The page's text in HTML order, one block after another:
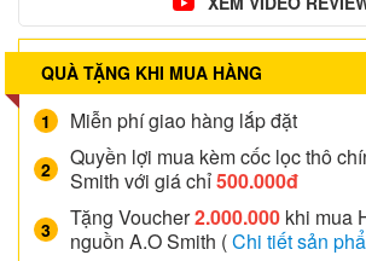
QUÀ TẶNG KHI MUA HÀNG
Miễn phí giao hàng lắp đặt
Quyền lợi mua kèm cốc lọc thô
Smith với giá chỉ500.000đ
Tặng Voucher2.000.000 khi mua
nguồn A.O Smith (Chi tiết sản